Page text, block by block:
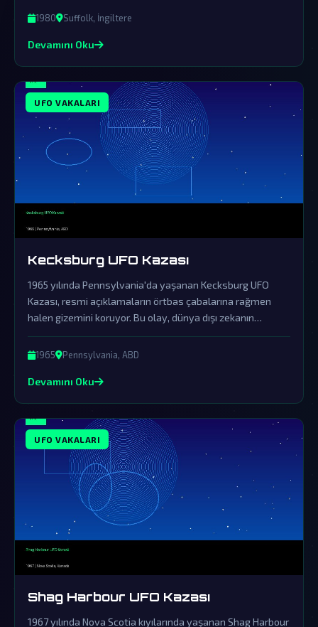
yerinde bulunan gizemli izler, dünya dışı varlıkların
1980 Suffolk, İngiltere
Devamını Oku
UFO VAKALARI
Kecksburg UFO Kazası
1965 yılında Pennsylvania'da yaşanan Kecksburg UFO
Kazası, resmi açıklamaların örtbas çabalarına rağmen
halen gizemini koruyor. Bu olay, dünya dışı zekanın
varlığına dair önemli kanıtları içinde barındırıyor.
1965 Pennsylvania, ABD
Devamını Oku
UFO VAKALARI
Shag Harbour UFO Kazası
1967 yılında Nova Scotia kıyılarında yaşanan Shag Harbour